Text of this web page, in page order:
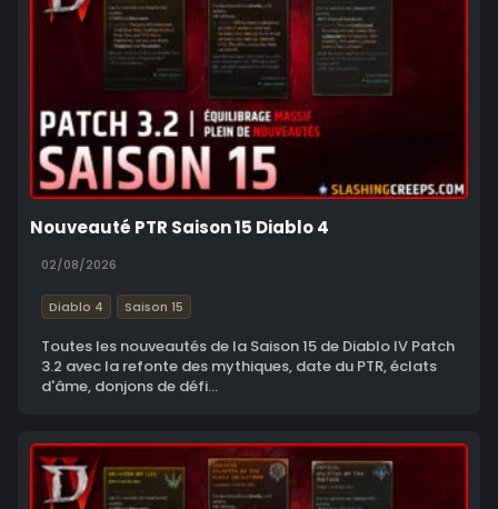
Nouveauté PTR Saison 15 Diablo 4
02/08/2026
Diablo 4 Saison 15
Toutes les nouveautés de la Saison 15 de Diablo IV Patch
3.2 avec la refonte des mythiques, date du PTR, éclats
d'âme, donjons de défi...